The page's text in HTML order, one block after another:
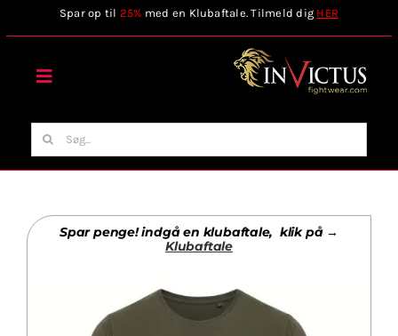
to
Spar op til 25% med en Klubaftale. Tilmeld dig HER
Toggle
Forside
Stilart / Kampsport
Vælg Tilbehør
Søg
efter:
Spar penge! indgå en klubaftale, klik på →
Klubaftale